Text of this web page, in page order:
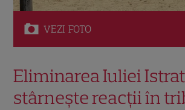
VEZI FOTO
Eliminarea Iuliei
stârnește reacții în